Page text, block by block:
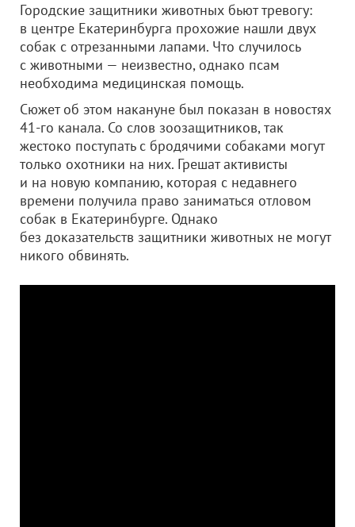
Городские защитники животных бьют тревогу:
в центре Екатеринбурга прохожие нашли двух
собак с отрезанными лапами. Что случилось
с животными — неизвестно, однако псам
необходима медицинская помощь.
Сюжет об этом накануне был показан в новостях
41-го канала. Со слов зоозащитников, так
жестоко поступать с бродячими собаками могут
только охотники на них. Грешат активисты
и на новую компанию, которая с недавнего
времени получила право заниматься отловом
собак в Екатеринбурге. Однако
без доказательств защитники животных не могут
никого обвинять.